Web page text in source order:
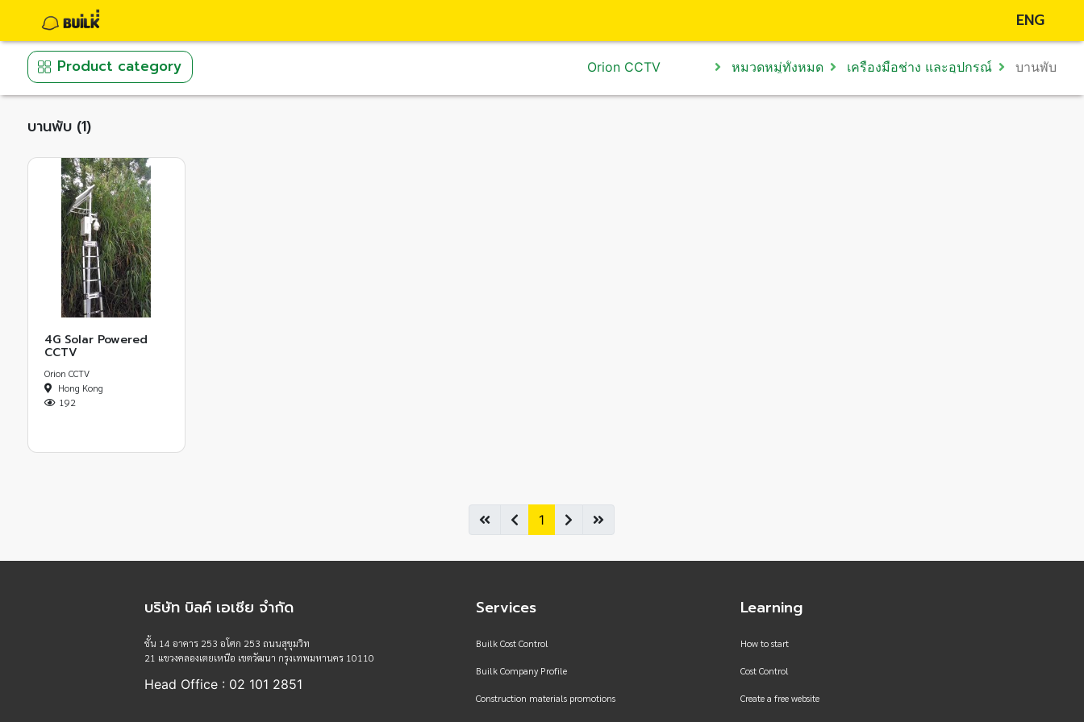
ENG
Product category Orion CCTV หมวดหมู่ทั้งหมด เครื่องมือช่าง และอุปกรณ์ บานพับ
บานพับ (1)
4G Solar Powered
CCTV
Orion CCTV
Hong Kong
192
1
บริษัท บิลค์ เอเชีย จำกัด
ชั้น 14 อาคาร 253 อโศก 253 ถนนสุขุมวิท
21 แขวงคลองเตยเหนือ เขตวัฒนา กรุงเทพมหานคร 10110
Head Office : 02 101 2851
Services
Builk Cost Control
Builk Company Profile
Construction materials promotions
Learning
How to start
Cost Control
Create a free website